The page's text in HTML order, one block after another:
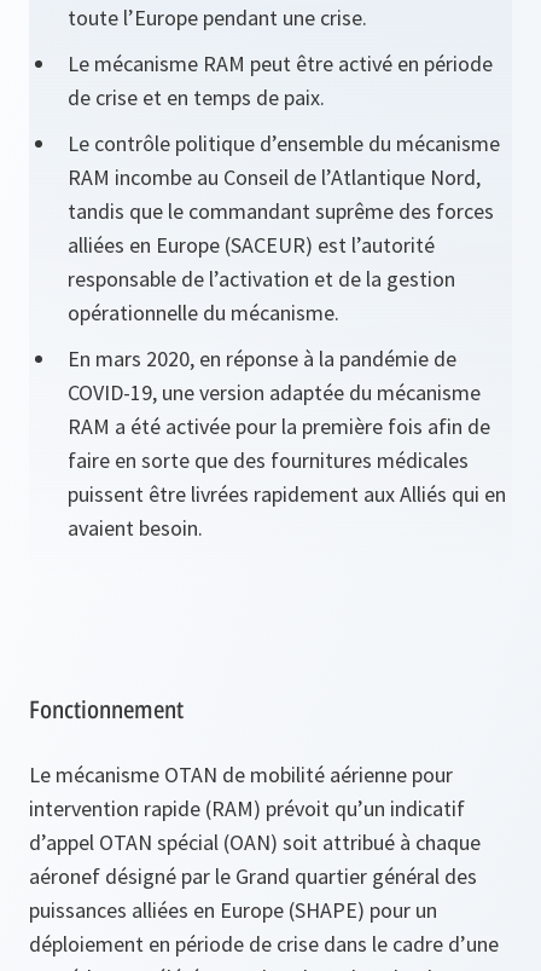
toute l’Europe pendant une crise.
Le mécanisme RAM peut être activé en période
de crise et en temps de paix.
Le contrôle politique d’ensemble du mécanisme
RAM incombe au Conseil de l’Atlantique Nord,
tandis que le commandant suprême des forces
alliées en Europe (SACEUR) est l’autorité
responsable de l’activation et de la gestion
opérationnelle du mécanisme.
En mars 2020, en réponse à la pandémie de
COVID-19, une version adaptée du mécanisme
RAM a été activée pour la première fois afin de
faire en sorte que des fournitures médicales
puissent être livrées rapidement aux Alliés qui en
avaient besoin.
Fonctionnement
Le mécanisme OTAN de mobilité aérienne pour
intervention rapide (RAM) prévoit qu’un indicatif
d’appel OTAN spécial (OAN) soit attribué à chaque
aéronef désigné par le Grand quartier général des
puissances alliées en Europe (SHAPE) pour un
déploiement en période de crise dans le cadre d’une